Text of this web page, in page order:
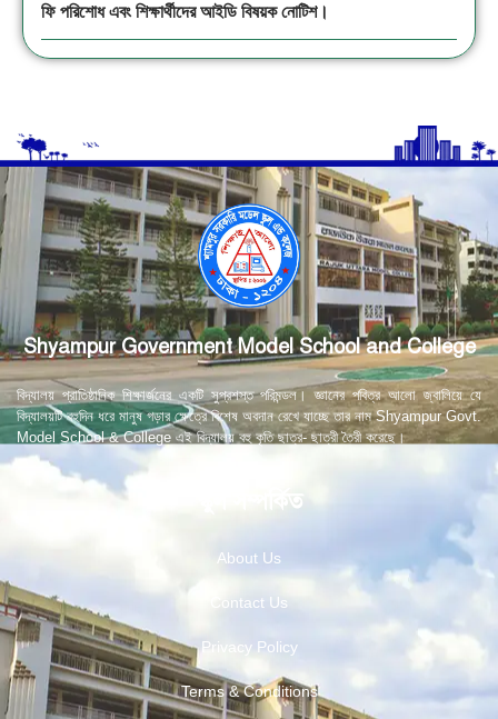
ফি পরিশোধ এবং শিক্ষার্থীদের আইডি বিষয়ক নোটিশ।
Shyampur Government Model School and College
বিদ্যালয় প্রাতিষ্ঠানিক শিক্ষার্জনের একটি সুপ্রশস্ত পরিমন্ডল। জ্ঞানের পবিত্র আলো জ্বালিয়ে যে
বিদ্যালয়টি বহুদিন ধরে মানুষ গড়ার ক্ষেত্রে বিশেষ অবদান রেখে যাচ্ছে তার নাম Shyampur Govt.
Model School & College এই বিদ্যালয় বহু কৃতি ছাত্র- ছাত্রী তৈরী করেছে।
স্কুল সম্পর্কিত
About Us
Contact Us
Privacy Policy
Terms & Conditions